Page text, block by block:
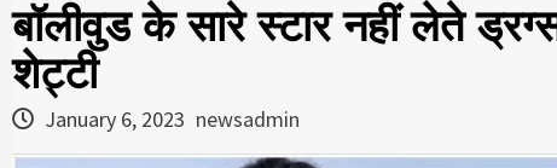
बॉलीवुड के सारे स्टार नहीं लेते
शेट्टी
January 6, 2023 newsadmin